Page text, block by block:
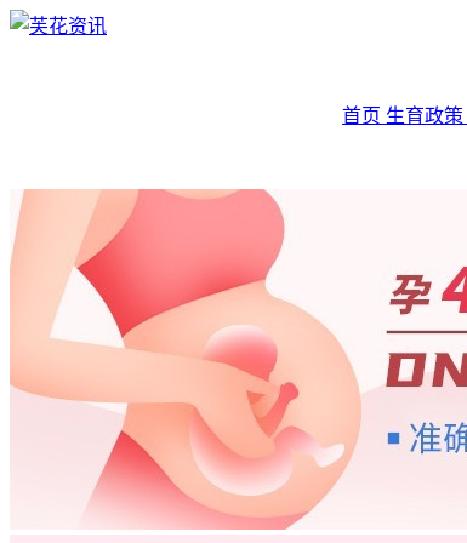
首页 生育政策